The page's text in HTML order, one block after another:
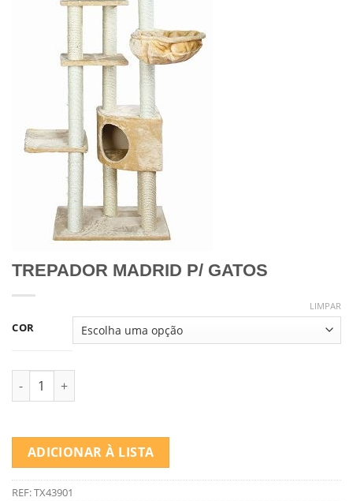
TREPADOR MADRID P/ GATOS
COR
LIMPAR
Quantidade de TREPADOR MADRID P/ GATOS
ADICIONAR À LISTA
REF:TX43901